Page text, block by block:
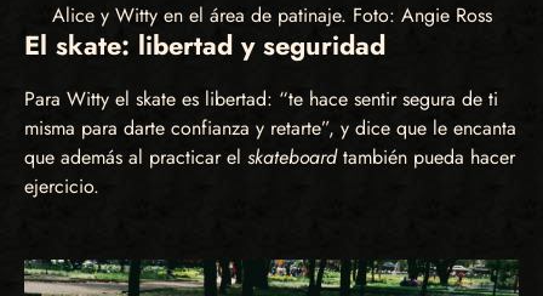
Alice y Witty en el área de patinaje. Foto: Angie Ross
El skate: libertad y seguridad
Para Witty el skate es libertad: “te hace sentir segura de ti
misma para darte confianza y retarte”, y dice que le encanta
que además al practicar el skateboardtambién pueda hacer
ejercicio.